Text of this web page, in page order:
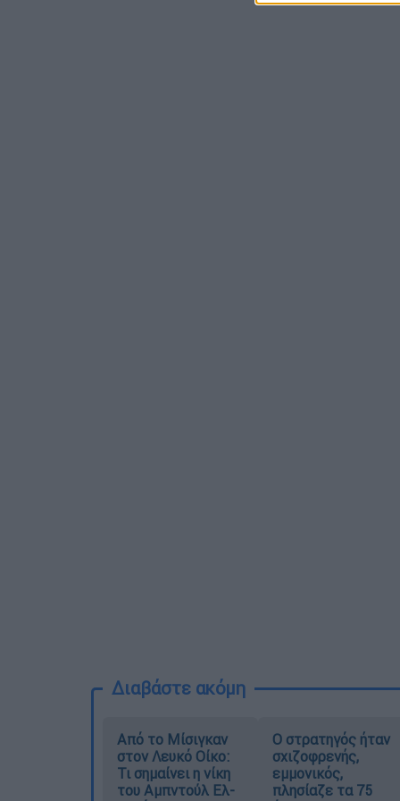
Διαβάστε ακόμη
Από το Μίσιγκαν
στον Λευκό Οίκο:
Τι σημαίνει η νίκη
του Αμπντούλ Ελ-
O στρατηγός ήταν
σχιζοφρενής,
εμμονικός,
πλησίαζε τα 75